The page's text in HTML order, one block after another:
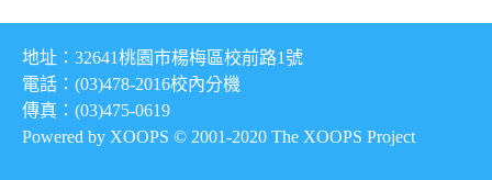
地址：32641桃園市楊梅區校前路1號
電話：(03)478-2016校內分機
傳真：(03)475-0619
Powered by XOOPS © 2001-2020 The XOOPS Project